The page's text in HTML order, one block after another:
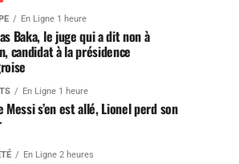
En Ligne 1 heure
Baka, le juge qui a dit non à
candidat à la présidence
En Ligne 1 heure
Messi s’en est allé, Lionel perd son
En Ligne 2 heures